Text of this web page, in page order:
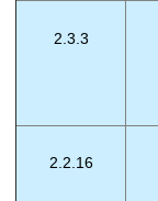
2.3.3
2.2.16